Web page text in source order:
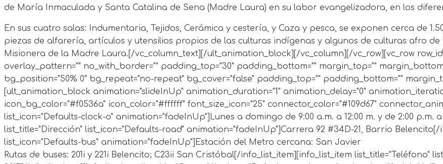
de María Inmaculada y Santa Catalina de Sena (Madre Laura) en su labor evangelizadora, en los
En sus cuatro salas: Indumentaria, Tejidos, Cerámica y cestería, y Caza y pesca, se exponen cerca de
piezas de alfarería, artículos y utensilios propios de las culturas indígenas y algunos de culturas afro
Misionera de la Madre Laura.[/vc_column_text][/ult_animation_block][/vc_column][/vc_row][vc_row
overlay_pattern="" no_with_border="" padding_top="30" padding_bottom="" margin_top=""
bg_position="50% 0" bg_repeat="no-repeat" bg_cover="false" padding_top="" padding_bottom=""
[ult_animation_block animation="slideInUp" animation_duration="1" animation_delay="0"
icon_bg_color="#f0536a" icon_color="#ffffff" font_size_icon="25" connector_color="#109d67"
list_icon="Defaults-clock-o" animation="fadeInUp"] Lunes a domingo de 9:00 a.m. a 12:00 m. y de 2:00 p.m.
list_title="Dirección" list_icon="Defaults-road" animation="fadeInUp"]Carrera 92 #34D-21, Barrio Belencito[/
list_icon="Defaults-bus" animation="fadeInUp"]Estación del Metro cercana: San Javier
Rutas de buses: 201i y 221i Belencito; C23ii San Cristóbal[/info_list_item][info_list_item list_title="Teléfono"